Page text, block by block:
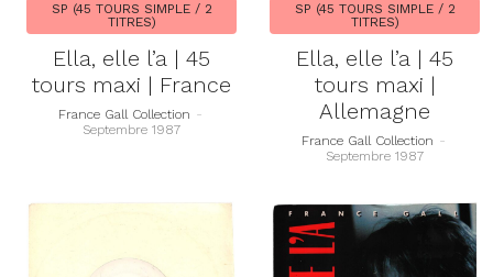
SP (45 TOURS SIMPLE / 2
TITRES)
Ella, elle l’a | 45
tours maxi | France
France Gall Collection -
Septembre 1987
SP (45 TOURS SIMPLE / 2
TITRES)
Ella, elle l’a | 45
tours maxi |
Allemagne
France Gall Collection -
Septembre 1987